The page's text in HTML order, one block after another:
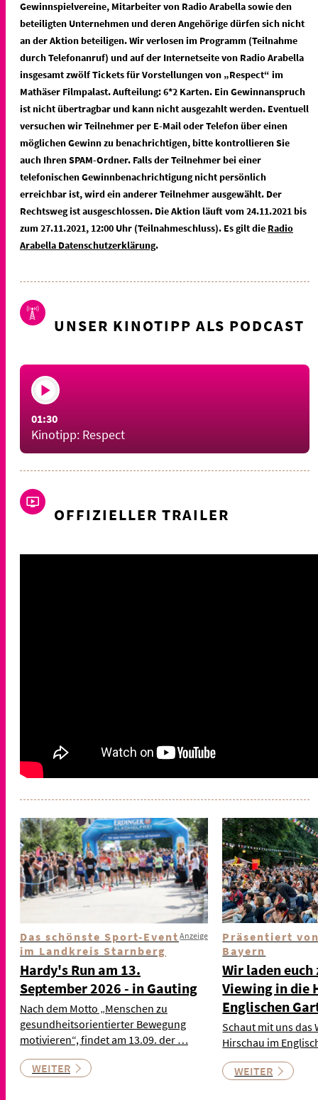
Gewinnspielvereine, Mitarbeiter von Radio Arabella sowie den
beteiligten Unternehmen und deren Angehörige dürfen sich nicht
an der Aktion beteiligen. Wir verlosen im Programm (Teilnahme
durch Telefonanruf) und auf der Internetseite von Radio Arabella
insgesamt zwölf Tickets für Vorstellungen von „Respect“ im
Mathäser Filmpalast. Aufteilung: 6*2 Karten. Ein Gewinnanspruch
ist nicht übertragbar und kann nicht ausgezahlt werden. Eventuell
versuchen wir Teilnehmer per E-Mail oder Telefon über einen
möglichen Gewinn zu benachrichtigen, bitte kontrollieren Sie
auch Ihren SPAM-Ordner. Falls der Teilnehmer bei einer
telefonischen Gewinnbenachrichtigung nicht persönlich
erreichbar ist, wird ein anderer Teilnehmer ausgewählt. Der
Rechtsweg ist ausgeschlossen. Die Aktion läuft vom 24.11.2021 bis
zum 27.11.2021, 12:00 Uhr (Teilnahmeschluss). Es gilt die Radio
Arabella Datenschutzerklärung.
UNSER KINOTIPP ALS PODCAST
01:30
Kinotipp: Respect
OFFIZIELLER TRAILER
Das schönste Sport-Event
im Landkreis Starnberg
Anzeige
Hardy's Run am 13.
September 2026 - in Gauting
Nach dem Motto „Menschen zu
gesundheitsorientierter Bewegung
motivieren“, findet am 13.09. der …
WEITER
Präsentiert von
Bayern
Wir laden
Viewing in die
Englischen
Schaut mit uns das
Hirschau im
WEITER